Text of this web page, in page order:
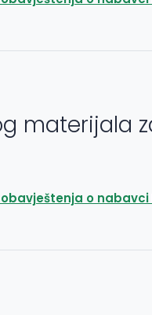
materijala
o nabavci